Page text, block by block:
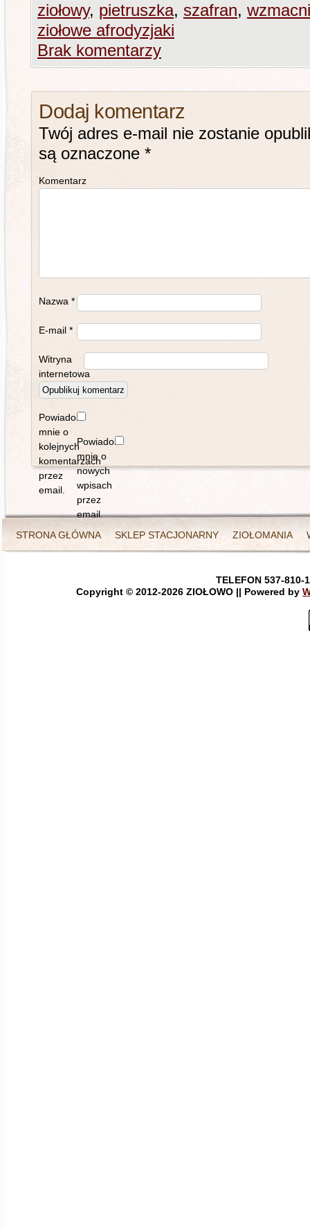
ziołowy, pietruszka, szafran,
ziołowe afrodyzjaki
Brak komentarzy
Dodaj komentarz
Twój adres e-mail nie zostanie
są oznaczone *
Komentarz
Nazwa *
E-mail *
Witryna
internetowa
Powiadom
mnie o
kolejnych
komentarzach
przez
email.
Powiadom
mnie o
nowych
wpisach
przez
email.
STRONA GŁÓWNA
SKLEP STACJONARNY ZIOŁOMANIA
TELEFON 537-810-
Copyright © 2012-2026 ZIOŁOWO || Powered by